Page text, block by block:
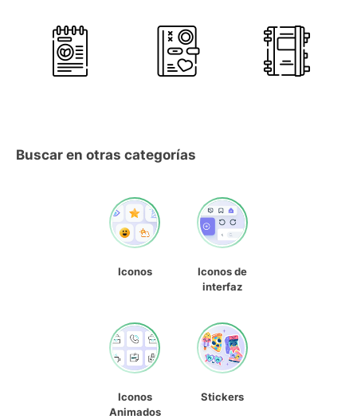
Buscar en otras categorías
Iconos
Iconos de
interfaz
Iconos
Animados
Stickers